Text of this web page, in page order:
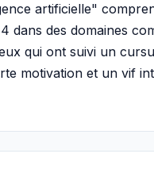
artificielle"
dans des domaines
qui ont suivi un
motivation et un vif